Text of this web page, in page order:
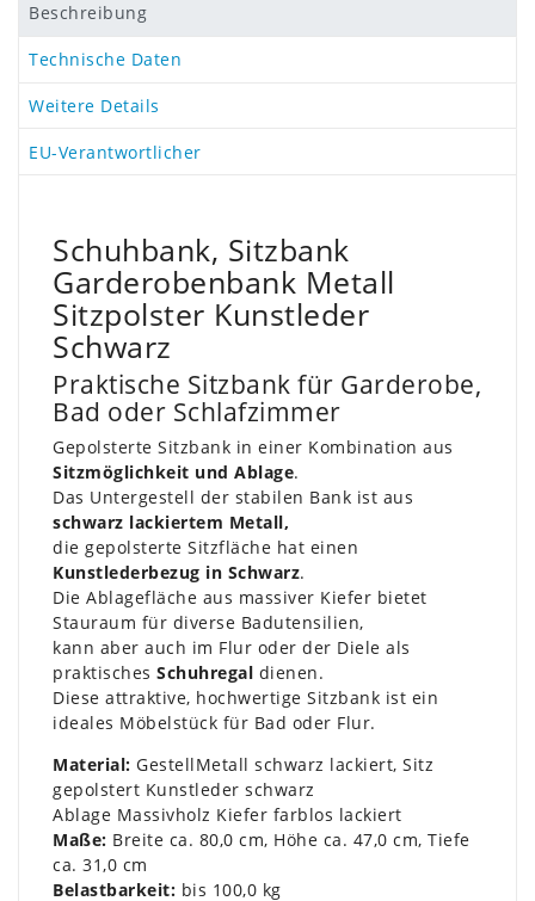
Beschreibung
Technische Daten
Weitere Details
EU-Verantwortlicher
Schuhbank, Sitzbank
Garderobenbank Metall
Sitzpolster Kunstleder
Schwarz
Praktische Sitzbank für Garderobe,
Bad oder Schlafzimmer
Gepolsterte Sitzbank in einer Kombination aus
Sitzmöglichkeit und Ablage.
Das Untergestell der stabilen Bank ist aus
schwarz lackiertem Metall,
die gepolsterte Sitzfläche hat einen
Kunstlederbezug in Schwarz.
Die Ablagefläche aus massiver Kiefer bietet
Stauraum für diverse Badutensilien,
kann aber auch im Flur oder der Diele als
praktisches Schuhregal dienen.
Diese attraktive, hochwertige Sitzbank ist ein
ideales Möbelstück für Bad oder Flur.
Material: GestellMetall schwarz lackiert, Sitz
gepolstert Kunstleder schwarz
Ablage Massivholz Kiefer farblos lackiert
Maße: Breite ca. 80,0 cm, Höhe ca. 47,0 cm, Tiefe
ca. 31,0 cm
Belastbarkeit: bis 100,0 kg